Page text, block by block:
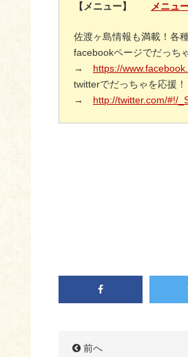
【メニュー】
メニュ
佐渡ヶ島情報も満載！各
facebookページでだっち
→ https://
twitterでだっちゃを応援！
→ http://twitter.com/#!/
前へ